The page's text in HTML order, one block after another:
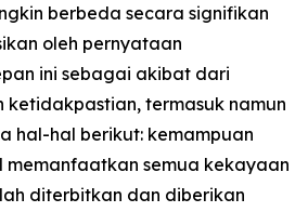
berbeda secara signifikan
oleh pernyataan
ini sebagai akibat dari
ketidakpastian, termasuk namun
hal-hal berikut: kemampuan
memanfaatkan semua kekayaan
diterbitkan dan diberikan